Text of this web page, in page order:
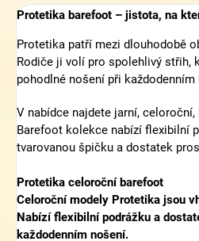
Protetika barefoot – jistota, na
Protetika patří mezi dlouhodobě
Rodiče ji volí pro spolehlivý střih,
pohodlné nošení při
V nabídce najdete jarní,
Barefoot kolekce nabízí flexibilní
tvarovanou špičku a dostatek
Protetika celoroční barefoot
Celoroční modely Protetika jsou
Nabízí flexibilní podrážku a
každodenním nošení.